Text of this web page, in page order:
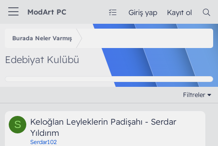
ModArt PC Giriş yap Kayıt ol
Burada Neler Varmış
Edebiyat Kulübü
Filtreler
S
Keloğlan Leyleklerin Padişahı - Serdar
Yıldırım
Serdar102